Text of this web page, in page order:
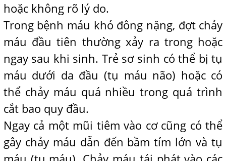
hoặc không rõ lý do.
Trong bệnh máu khó đông nặng, đợt chảy
máu đầu tiên thường xảy ra trong hoặc
ngay sau khi sinh. Trẻ sơ sinh có thể bị tụ
máu dưới da đầu (tụ máu não) hoặc có
thể chảy máu quá nhiều trong quá trình
cắt bao quy đầu.
Ngay cả một mũi tiêm vào cơ cũng có thể
gây chảy máu dẫn đến bầm tím lớn và tụ